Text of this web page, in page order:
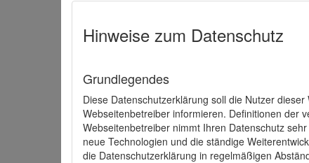
Hinweise zum Datenschutz
Grundlegendes
Diese Datenschutzerklärung soll die Nutzer
Webseitenbetreiber informieren. Definitionen der
Webseitenbetreiber nimmt Ihren Datenschutz
neue Technologien und die ständige
die Datenschutzerklärung in regelmäßigen